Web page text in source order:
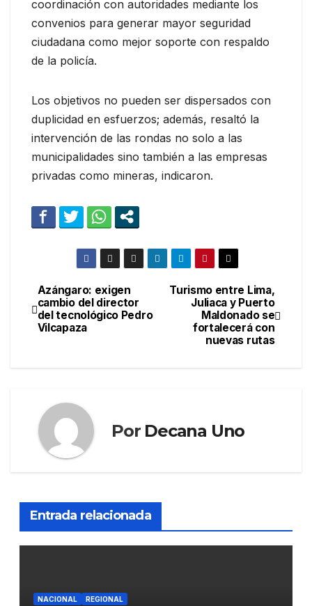
coordinación con autoridades mediante los
convenios para generar mayor seguridad
ciudadana como mejor soporte con respaldo
de la policía.
Los objetivos no pueden ser dispersados con
duplicidad en esfuerzos; además, resaltó la
intervención de las rondas no solo a las
municipalidades sino también a las empresas
privadas como mineras, indicaron.
Navegación
de
Turismo entre Lima,
Juliaca y Puerto
Maldonado se
fortalecerá con
nuevas rutas
Azángaro: exigen
cambio del director
del tecnológico Pedro
Vilcapaza
Por Decana Uno
Entrada relacionada
NACIONAL REGIONAL